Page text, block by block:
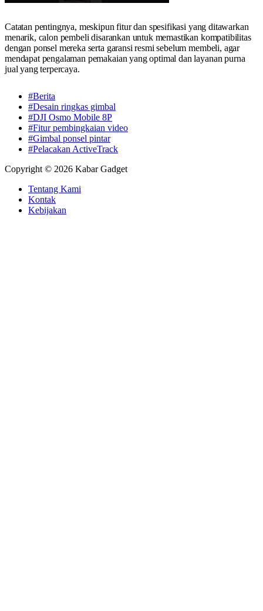
Catatan pentingnya, meskipun fitur dan spesifikasi yang ditawarkan
menarik, calon pembeli disarankan untuk memastikan kompatibilitas
dengan ponsel mereka serta garansi resmi sebelum membeli, agar
mendapat pengalaman pemakaian yang optimal dan layanan purna
jual yang terpercaya.
#Berita
#Desain ringkas gimbal
#DJI Osmo Mobile 8P
#Fitur pembingkaian video
#Gimbal ponsel pintar
#Pelacakan ActiveTrack
Copyright © 2026 Kabar Gadget
Tentang Kami
Kontak
Kebijakan